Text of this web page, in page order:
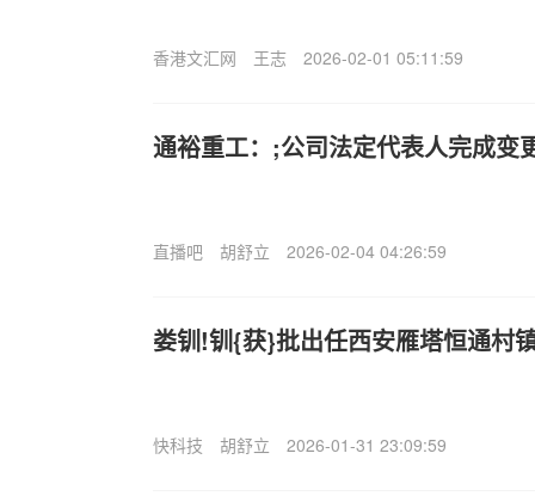
香港文汇网 王志 2026-02-01 05:11:59
通裕重工：;公司法定代表人完成变
直播吧 胡舒立 2026-02-04 04:26:59
娄钏!钏{获}批出任西安雁塔恒通村
快科技 胡舒立 2026-01-31 23:09:59